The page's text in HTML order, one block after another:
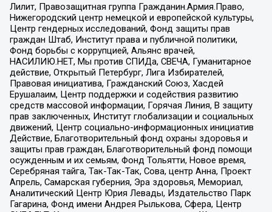
Лилит, Правозащитная группа Гражданин.Армия.Право,
Нижегородский центр немецкой и европейской культуры,
Центр гендерных исследований, Фонд защиты прав
граждан Штаб, Институт права и публичной политики,
Фонд борьбы с коррупцией, Альянс врачей,
НАСИЛИЮ.НЕТ, Мы против СПИДа, СВЕЧА, Гуманитарное
действие, Открытый Петербург, Лига Избирателей,
Правовая инициатива, Гражданский Союз, Хасдей
Ерушалаим, Центр поддержки и содействия развитию
средств массовой информации, Горячая Линия, В защиту
прав заключенных, Институт глобализации и социальных
движений, Центр социально-информационных инициатив
Действие, Благотворительный фонд охраны здоровья и
защиты прав граждан, Благотворительный фонд помощи
осужденным и их семьям, Фонд Тольятти, Новое время,
Серебряная тайга, Так-Так-Так, Сова, центр Анна, Проект
Апрель, Самарская губерния, Эра здоровья, Мемориал,
Аналитический Центр Юрия Левады, Издательство Парк
Гагарина, Фонд имени Андрея Рылькова, Сфера, Центр